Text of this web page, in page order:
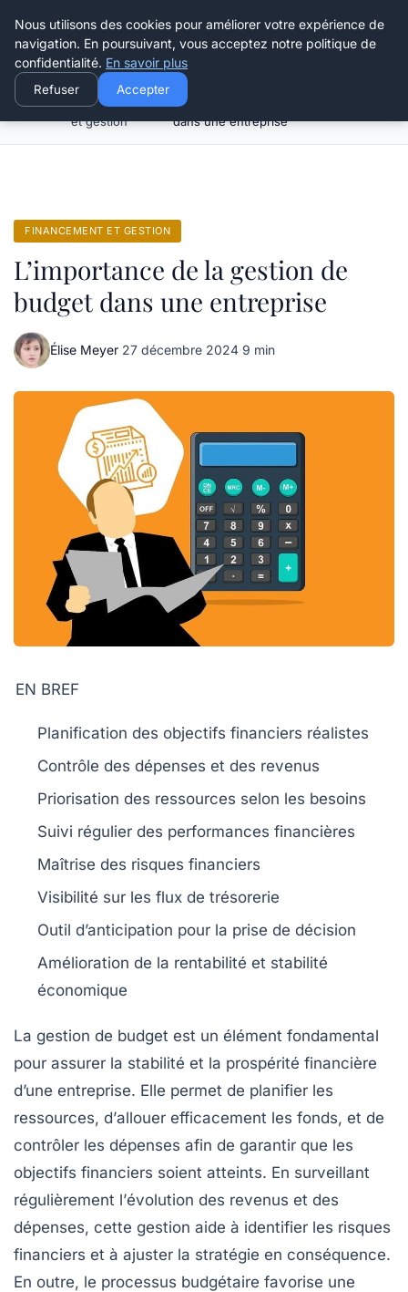
Henry Panky
Financement
et gestion
L’importance de la gestion de budget
dans une entreprise
FINANCEMENT ET GESTION
L’importance de la gestion de
budget dans une entreprise
Élise Meyer·27 décembre 2024·9 min
EN BREF
Planification des objectifs financiers réalistes
Contrôle des dépenses et des revenus
Priorisation des ressources selon les besoins
Suivi régulier des performances financières
Maîtrise des risques financiers
Visibilité sur les flux de trésorerie
Outil d’anticipation pour la prise de décision
Amélioration de la rentabilité et stabilité
économique
La gestion de budget est un élément fondamental
pour assurer la stabilité et la prospérité financière
d’une entreprise. Elle permet de planifier les
ressources, d’allouer efficacement les fonds, et de
contrôler les dépenses afin de garantir que les
objectifs financiers soient atteints. En surveillant
régulièrement l’évolution des revenus et des
dépenses, cette gestion aide à identifier les risques
financiers et à ajuster la stratégie en conséquence.
En outre, le processus budgétaire favorise une
Nous utilisons des cookies pour améliorer votre expérience de
navigation. En poursuivant, vous acceptez notre politique de
confidentialité. En savoir plus
Refuser Accepter